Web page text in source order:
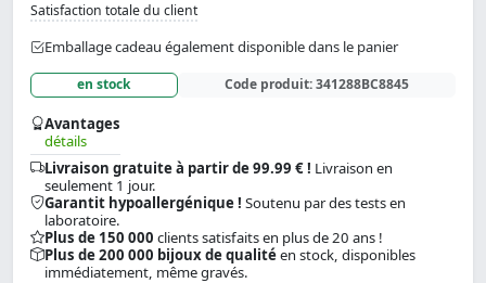
Satisfaction totale du client
Emballage cadeau également disponible dans le panier
en stock Code produit:341288BC8845
Avantages
détails
Livraison gratuite à partir de 99.99 € ! Livraison en
seulement 1 jour.
Garantit hypoallergénique ! Soutenu par des tests en
laboratoire.
Plus de 150 000 clients satisfaits en plus de 20 ans !
Plus de 200 000 bijoux de qualitéen stock, disponibles
immédiatement, même gravés.